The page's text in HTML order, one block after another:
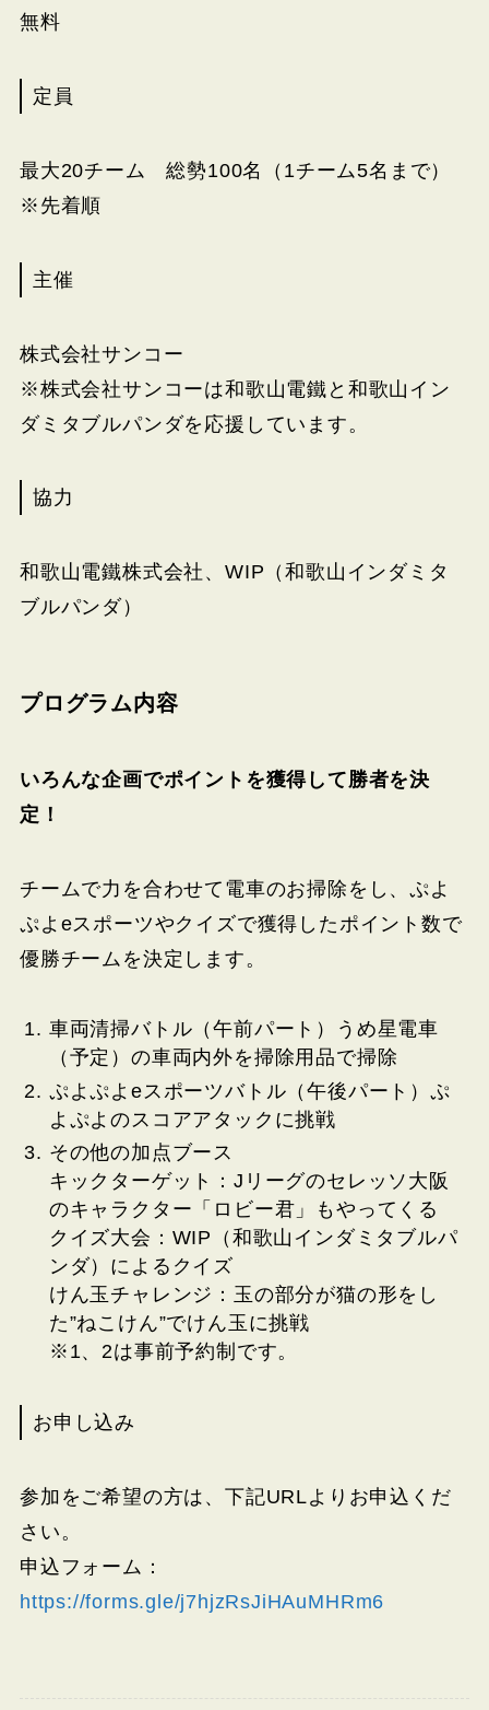
無料
定員
最大20チーム 総勢100名（1チーム5名まで）
※先着順
主催
株式会社サンコー
※株式会社サンコーは和歌山電鐵と和歌山イン
ダミタブルパンダを応援しています。
協力
和歌山電鐵株式会社、WIP（和歌山インダミタ
ブルパンダ）
プログラム内容
いろんな企画でポイントを獲得して勝者を決
定！
チームで力を合わせて電車のお掃除をし、ぷよ
ぷよeスポーツやクイズで獲得したポイント数で
優勝チームを決定します。
車両清掃バトル（午前パート）うめ星電車
（予定）の車両内外を掃除用品で掃除
ぷよぷよeスポーツバトル（午後パート）ぷ
よぷよのスコアアタックに挑戦
その他の加点ブース
キックターゲット：Jリーグのセレッソ大阪
のキャラクター「ロビー君」もやってくる
クイズ大会：WIP（和歌山インダミタブルパ
ンダ）によるクイズ
けん玉チャレンジ：玉の部分が猫の形をし
た”ねこけん”でけん玉に挑戦
※1、2は事前予約制です。
お申し込み
参加をご希望の方は、下記URLよりお申込くだ
さい。
申込フォーム：
https://forms.gle/j7hjzRsJiHAuMHRm6